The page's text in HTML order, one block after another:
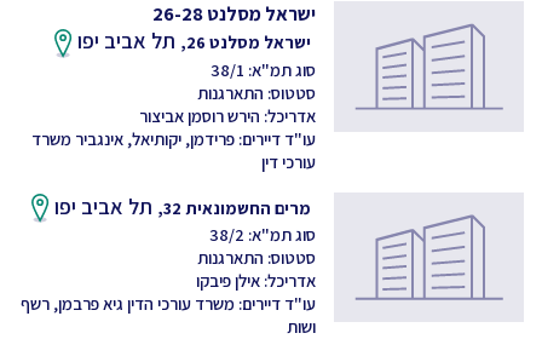
ישראל מסלנט 26-28
ישראל מסלנט 26, תל אביב יפו
סוג תמ"א: 38/1
סטטוס: התארגנות
אדריכל: הירש רוסמן אביצור
עו"ד דיירים: פרידמן, יקותיאל, אינגביר משרד
עורכי דין
מרים החשמונאית 32,
תל אביב יפו
סוג תמ"א: 38/2
סטטוס: התארגנות
אדריכל: אילן פיבקו
עו"ד דיירים: משרד עורכי הדין גיא פרבמן, רשף
ושות